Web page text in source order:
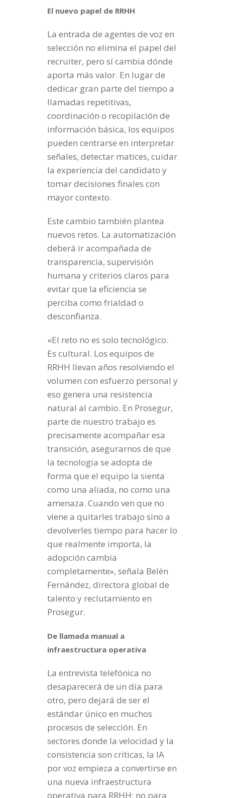
El nuevo papel de RRHH
La entrada de agentes de voz en
selección no elimina el papel del
recruiter, pero sí cambia dónde
aporta más valor. En lugar de
dedicar gran parte del tiempo a
llamadas repetitivas,
coordinación o recopilación de
información básica, los equipos
pueden centrarse en interpretar
señales, detectar matices, cuidar
la experiencia del candidato y
tomar decisiones finales con
mayor contexto.
Este cambio también plantea
nuevos retos. La automatización
deberá ir acompañada de
transparencia, supervisión
humana y criterios claros para
evitar que la eficiencia se
perciba como frialdad o
desconfianza.
«El reto no es solo tecnológico.
Es cultural. Los equipos de
RRHH llevan años resolviendo el
volumen con esfuerzo personal y
eso genera una resistencia
natural al cambio. En Prosegur,
parte de nuestro trabajo es
precisamente acompañar esa
transición, asegurarnos de que
la tecnología se adopta de
forma que el equipo la sienta
como una aliada, no como una
amenaza. Cuando ven que no
viene a quitarles trabajo sino a
devolverles tiempo para hacer lo
que realmente importa, la
adopción cambia
completamente», señala Belén
Fernández, directora global de
talento y reclutamiento en
Prosegur.
De llamada manual a
infraestructura operativa
La entrevista telefónica no
desaparecerá de un día para
otro, pero dejará de ser el
estándar único en muchos
procesos de selección. En
sectores donde la velocidad y la
consistencia son críticas, la IA
por voz empieza a convertirse en
una nueva infraestructura
operativa para RRHH: no para